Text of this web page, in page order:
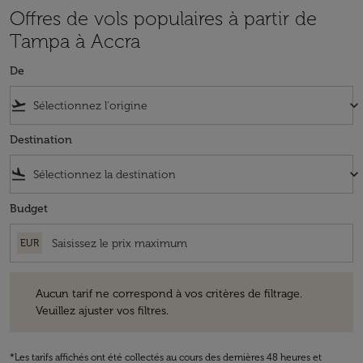
Offres de vols populaires à partir de
Tampa à Accra
De
flight_takeoff keyboard_arrow_down
Destination
flight_land keyboard_arrow_down
Budget
EUR
Aucun tarif ne correspond à vos critères de filtrage.
Veuillez ajuster vos filtres.
*Les tarifs affichés ont été collectés au cours des dernières 48 heures et